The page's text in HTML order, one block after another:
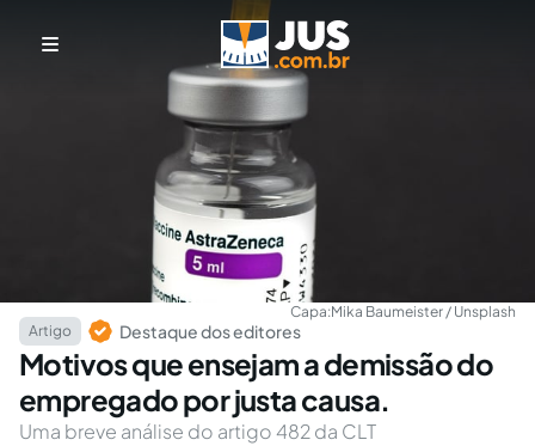
Capa:Mika Baumeister / Unsplash
Artigo
Destaque dos editores
Motivos que ensejam a demissão do
empregado por justa causa.
Uma breve análise do artigo 482 da CLT